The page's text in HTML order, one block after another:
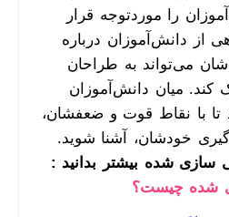
را موردتوجه قرار
از دانش‌آموزان درباره
می‌تواند به طراحان
میان دانش‌آموزان
تا با نقاط قوت و ضعفشان،
خودشان، آشنا شوید.
سازی شده بیشتر بدانید :
شده چیست؟